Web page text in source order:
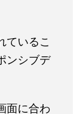
ているこ
ンシブデ
面に合わ